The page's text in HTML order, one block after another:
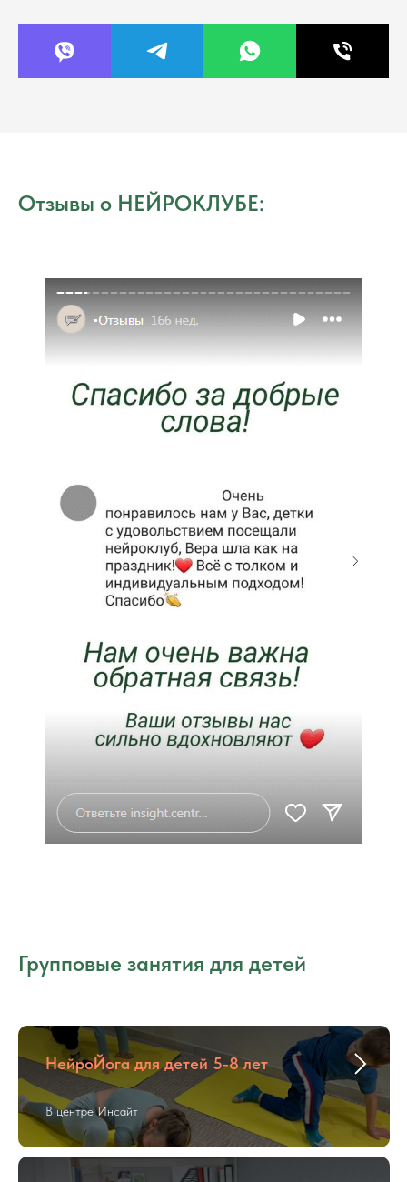
Отзывы о НЕЙРОКЛУБЕ:
Групповые занятия для детей
НейроЙога для детей 5-8 лет
В центре Инсайт